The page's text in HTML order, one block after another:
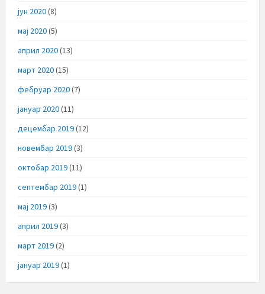
јун 2020(8)
мај 2020(5)
април 2020(13)
март 2020(15)
фебруар 2020(7)
јануар 2020(11)
децембар 2019(12)
новембар 2019(3)
октобар 2019(11)
септембар 2019(1)
мај 2019(3)
април 2019(3)
март 2019(2)
јануар 2019(1)